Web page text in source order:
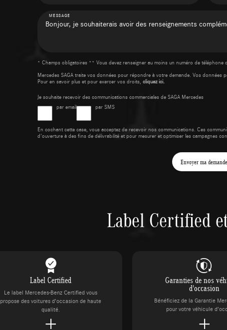
MESSAGE
* Champs obligatoires ** Vous devez renseigner au moins un numéro de téléphone
Mercedes SAGA traite vos données pour répondre à votre demande. Vos données
Pour en savoir plus et pour exercer vos droits, cliquez ici.
Je souhaite recevoir des communications commerciales de SAGA Mercedes
par email
par SMS
En cochant cette case, vous acceptez de recevoir nos communications. Ces
d'ouverture à des fins de délivrabilité et pour mesurer et optimiser les campagnes
Envoyer ma demande
Label Certified
Label Certified
Le label Mercedes-Benz Certified vous
propose des voitures d’occasion de haute
qualité.
Garanties de nos
d'occasion
Bénéficiez de la Garantie
pour votre véhicule